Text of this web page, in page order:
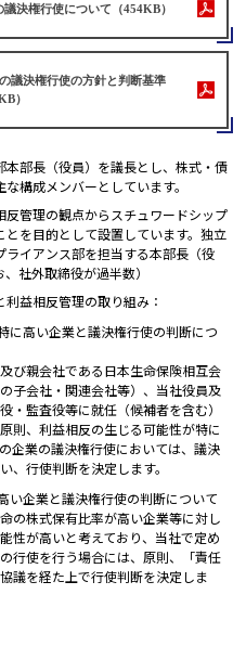
決権行使について（454KB）
議決権行使の方針と判断基準
）
本部長（役員）を議長とし、株式・債
構成メンバーとしています。
反管理の観点からスチュワードシップ
を目的として設置しています。独立
ライアンス部を担当する本部長（役
社外取締役が過半数）
益相反管理の取り組み：
に高い企業と議決権行使の判断につ
び親会社である日本生命保険相互会
子会社・関連会社等）、当社役員及
・監査役等に就任（候補者を含む）
則、利益相反の生じる可能性が特に
企業の議決権行使においては、議決
、行使判断を決定します。
い企業と議決権行使の判断について
の株式保有比率が高い企業等に対し
性が高いと考えており、当社で定め
行使を行う場合には、原則、「責任
議を経た上で行使判断を決定しま